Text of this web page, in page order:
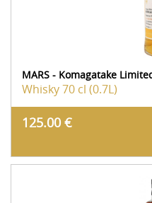
MARS - Komagatake
Whisky70 cl (0.7L)
125.00 €